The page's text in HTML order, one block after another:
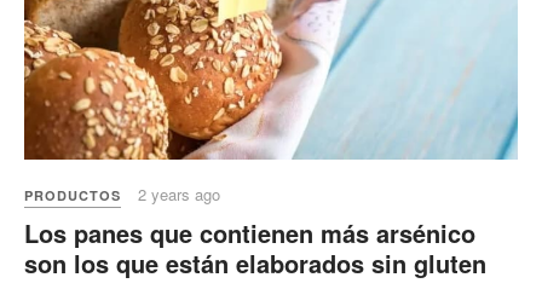
PRODUCTOS 2 years ago
Los panes que contienen más arsénico
son los que están elaborados sin gluten